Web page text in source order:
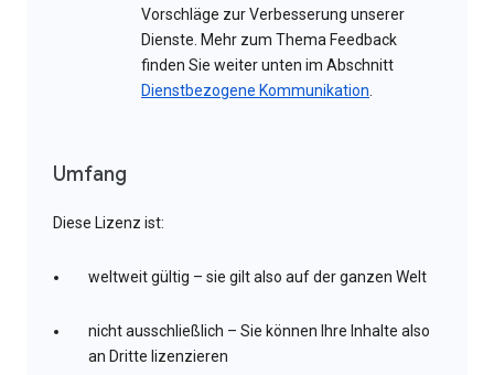
Vorschläge zur Verbesserung unserer
Dienste. Mehr zum Thema Feedback
finden Sie weiter unten im Abschnitt
Dienstbezogene Kommunikation.
Umfang
Diese Lizenz ist:
weltweit gültig – sie gilt also auf der ganzen Welt
nicht ausschließlich – Sie können Ihre Inhalte also
an Dritte lizenzieren